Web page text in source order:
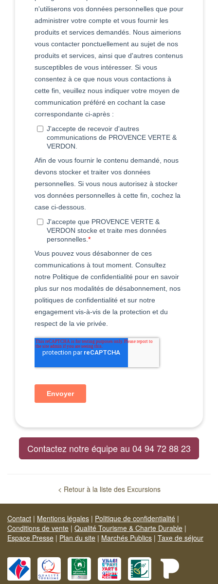
Contactez notre équipe au 04 94 72 88 23
< Retour à la liste des Excursions
Contact | Mentions légales | Politique de confidentialité |
Conditions de vente | Qualité Tourisme & Charte Durable |
Espace Presse | Plan du site | Marchés Publics | Taxe de séjour